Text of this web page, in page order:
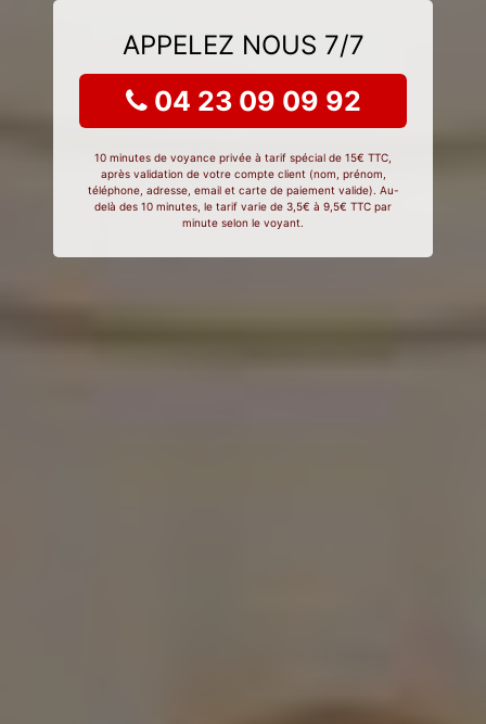
APPELEZ NOUS 7/7
04 23 09 09 92
10 minutes de voyance privée à tarif spécial de 15€ TTC,
après validation de votre compte client (nom, prénom,
téléphone, adresse, email et carte de paiement valide). Au-
delà des 10 minutes, le tarif varie de 3,5€ à 9,5€ TTC par
minute selon le voyant.